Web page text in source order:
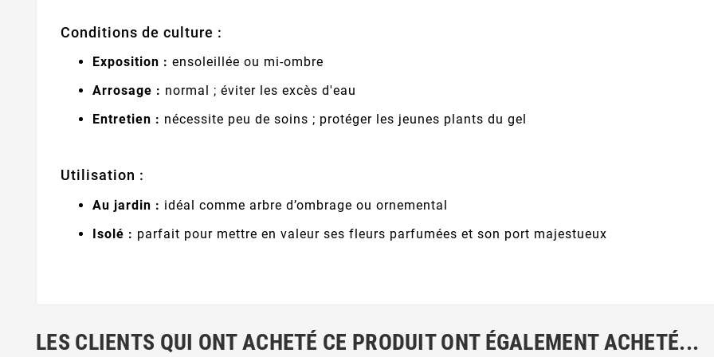
Conditions de culture :
Exposition : ensoleillée ou mi-ombre
Arrosage : normal ; éviter les excès d'eau
Entretien : nécessite peu de soins ; protéger les jeunes plants du gel
Utilisation :
Au jardin : idéal comme arbre d’ombrage ou ornemental
Isolé : parfait pour mettre en valeur ses fleurs parfumées et son port majestueux
LES CLIENTS QUI ONT ACHETÉ CE PRODUIT ONT ÉGALEMENT ACHETÉ...